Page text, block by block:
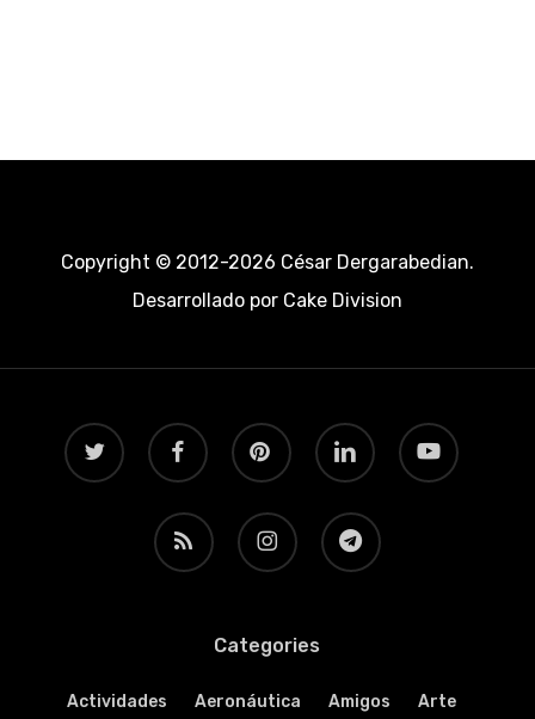
Copyright © 2012-2026 César Dergarabedian.
Desarrollado porCake Division
twitter facebook pinterest linkedin youtube
RSS instagram telegram
Categories
Actividades Aeronáutica Amigos Arte